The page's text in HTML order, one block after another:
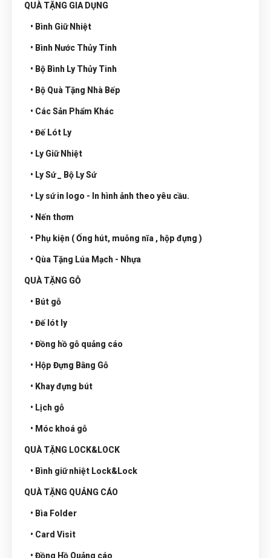
QUÀ TẶNG GIA DỤNG
• Bình Giữ Nhiệt
• Bình Nước Thủy Tinh
• Bộ Bình Ly Thủy Tinh
• Bộ Quà Tặng Nhà Bếp
• Các Sản Phẩm Khác
• Đế Lót Ly
• Ly Giữ Nhiệt
• Ly Sứ _ Bộ Ly Sứ
• Ly sứ in logo - In hình ảnh theo yêu cầu.
• Nến thơm
• Phụ kiện ( Ống hút, muỗng nĩa , hộp đựng )
• Qùa Tặng Lúa Mạch - Nhựa
QUÀ TẶNG GỖ
• Bút gỗ
• Đế lót ly
• Đồng hồ gỗ quảng cáo
• Hộp Đựng Bằng Gỗ
• Khay đựng bút
• Lịch gỗ
• Móc khoá gỗ
QUÀ TẶNG LOCK&LOCK
• Bình giữ nhiệt Lock&Lock
QUÀ TẶNG QUẢNG CÁO
• Bìa Folder
• Card Visit
• Đồng Hồ Quảng cáo